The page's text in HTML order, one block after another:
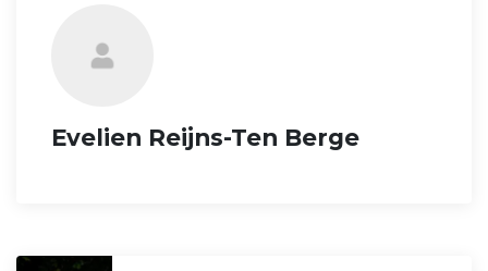
Evelien Reijns-Ten Berge